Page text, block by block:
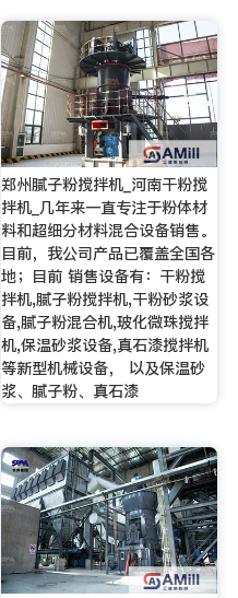
郑州腻子粉搅拌机_河南干粉搅
拌机_几年来一直专注于粉体材
料和超细分材料混合设备销售。
目前，我公司产品已覆盖全国各
地；目前 销售设备有：干粉搅
拌机,腻子粉搅拌机,干粉砂浆设
备,腻子粉混合机,玻化微珠搅拌
机,保温砂浆设备,真石漆搅拌机
等新型机械设备， 以及保温砂
浆、腻子粉、真石漆